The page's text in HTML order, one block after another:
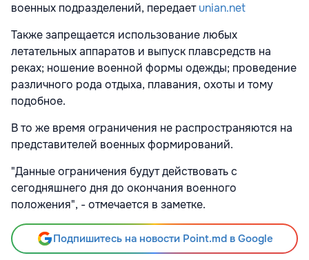
военных подразделений, передаетunian.net
Также запрещается использование любых
летательных аппаратов и выпуск плавсредств на
реках; ношение военной формы одежды; проведение
различного рода отдыха, плавания, охоты и тому
подобное.
В то же время ограничения не распространяются на
представителей военных формирований.
"Данные ограничения будут действовать с
сегодняшнего дня до окончания военного
положения", - отмечается в заметке.
Подпишитесь на новости Point.md в Google